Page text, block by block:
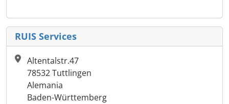
RUIS Services
Altentalstr.47
78532 Tuttlingen
Alemania
Baden-Württemberg